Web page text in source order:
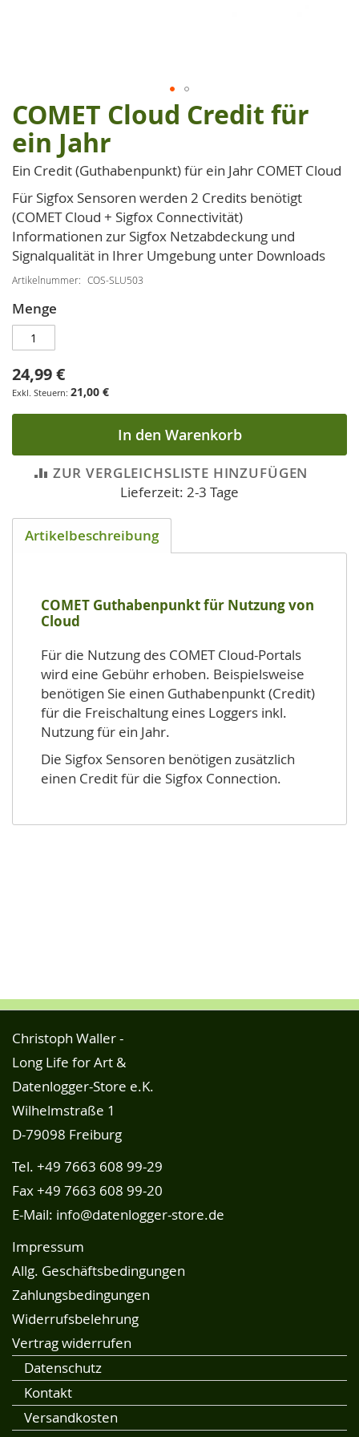
Zum
Anfang
der
Bildgalerie
COMET Cloud Credit für
ein Jahr
Ein Credit (Guthabenpunkt) für ein Jahr COMET Cloud
Für Sigfox Sensoren werden 2 Credits benötigt
(COMET Cloud + Sigfox Connectivität)
Informationen zur Sigfox Netzabdeckung und
Signalqualität in Ihrer Umgebung unter Downloads
Artikelnummer COS-SLU503
Menge
24,99 €
21,00 €
In den Warenkorb
ZUR VERGLEICHSLISTE HINZUFÜGEN
Lieferzeit: 2-3 Tage
Artikelbeschreibung
COMET Guthabenpunkt für Nutzung von
Cloud
Für die Nutzung des COMET Cloud-Portals
wird eine Gebühr erhoben. Beispielsweise
benötigen Sie einen Guthabenpunkt (Credit)
für die Freischaltung eines Loggers inkl.
Nutzung für ein Jahr.
Die Sigfox Sensoren benötigen zusätzlich
einen Credit für die Sigfox Connection.
Christoph Waller -
Long Life for Art &
Datenlogger-Store e.K.
Wilhelmstraße 1
D-79098 Freiburg
Tel. +49 7663 608 99-29
Fax +49 7663 608 99-20
E-Mail: info@datenlogger-store.de
Impressum
Allg. Geschäftsbedingungen
Zahlungsbedingungen
Widerrufsbelehrung
Vertrag widerrufen
Datenschutz
Kontakt
Versandkosten